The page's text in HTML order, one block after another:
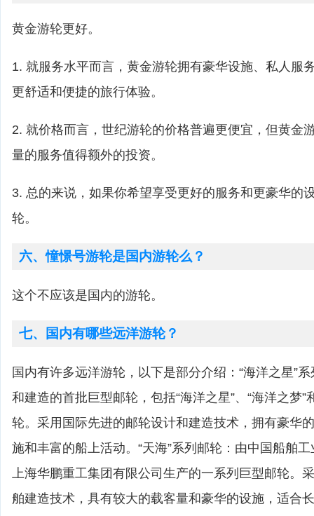
黄金游轮更好。
1. 就服务水平而言，黄金游轮拥有豪华设施、私人服
更舒适和便捷的旅行体验。
2. 就价格而言，世纪游轮的价格普遍更便宜，但黄金
量的服务值得额外的投资。
3. 总的来说，如果你希望享受更好的服务和更豪华的
轮。
六、憧憬号游轮是国内游轮么？
这个不应该是国内的游轮。
七、国内有哪些远洋游轮？
国内有许多远洋游轮，以下是部分介绍：“海洋之星”
和建造的首批巨型邮轮，包括“海洋之星”、“海洋之梦”
轮。采用国际先进的邮轮设计和建造技术，拥有豪华
施和丰富的船上活动。“天海”系列邮轮：由中国船舶
上海华鹏重工集团有限公司生产的一系列巨型邮轮。
舶建造技术，具有较大的载客量和豪华的设施，适合